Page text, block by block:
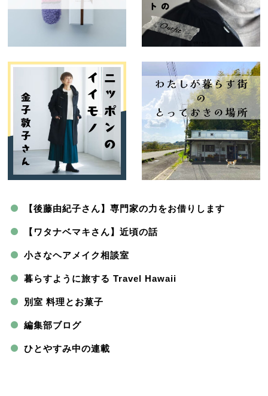
【後藤由紀子さん】専門家の力をお借りします
【ワタナベマキさん】近頃の話
小さなヘアメイク相談室
暮らすように旅する Travel Hawaii
別室 料理とお菓子
編集部ブログ
ひとやすみ中の連載